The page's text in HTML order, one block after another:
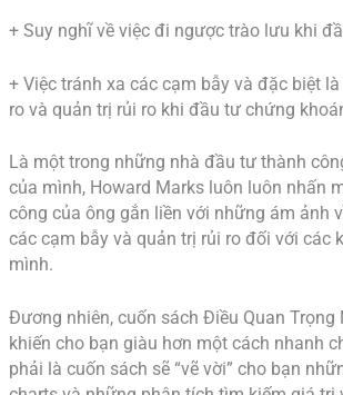
+ Suy nghĩ về việc đi ngược trào lưu khi
+ Việc tránh xa các cạm bẫy và đặc biệt
ro và quản trị rủi ro khi đầu tư chứng
Là một trong những nhà đầu tư thành
của mình, Howard Marks luôn luôn nhấn
công của ông gắn liền với những ám ảnh
các cạm bẫy và quản trị rủi ro đối với các
mình.
Đương nhiên, cuốn sách Điều Quan Trọng
khiến cho bạn giàu hơn một cách nhanh
phải là cuốn sách sẽ “vẽ vời” cho bạn